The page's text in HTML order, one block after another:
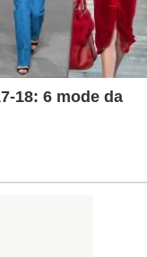
18: 6 mode da